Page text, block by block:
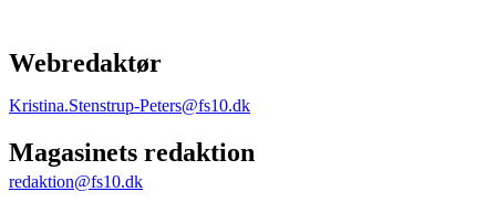
Webredaktør
Kristina.Stenstrup-Peters@fs10.dk
Magasinets redaktion
redaktion@fs10.dk